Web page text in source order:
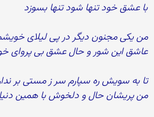
با عشق خود تنها شود تنها بسوزد
من یکی مجنون دیگر در پی لیلای
عاشق این شور و حال عشق بی پروای
تا به سویش ره سپارم سر ز مستی بر
من پریشان حال و دلخوش با همین